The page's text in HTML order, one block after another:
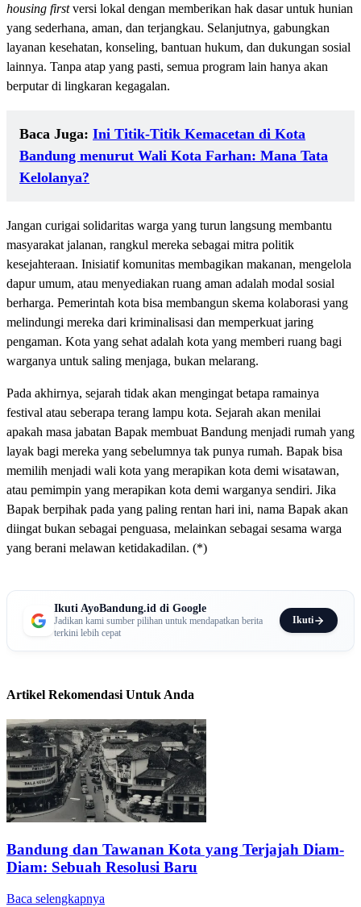
housing firstversi lokal dengan memberikan hak dasar untuk hunian
yang sederhana, aman, dan terjangkau. Selanjutnya, gabungkan
layanan kesehatan, konseling, bantuan hukum, dan dukungan sosial
lainnya. Tanpa atap yang pasti, semua program lain hanya akan
berputar di lingkaran kegagalan.
Baca Juga: Ini Titik-Titik Kemacetan di Kota
Bandung menurut Wali Kota Farhan: Mana Tata
Kelolanya?
Jangan curigai solidaritas warga yang turun langsung membantu
masyarakat jalanan, rangkul mereka sebagai mitra politik
kesejahteraan. Inisiatif komunitas membagikan makanan, mengelola
dapur umum, atau menyediakan ruang aman adalah modal sosial
berharga. Pemerintah kota bisa membangun skema kolaborasi yang
melindungi mereka dari kriminalisasi dan memperkuat jaring
pengaman. Kota yang sehat adalah kota yang memberi ruang bagi
warganya untuk saling menjaga, bukan melarang.
Pada akhirnya, sejarah tidak akan mengingat betapa ramainya
festival atau seberapa terang lampu kota. Sejarah akan menilai
apakah masa jabatan Bapak membuat Bandung menjadi rumah yang
layak bagi mereka yang sebelumnya tak punya rumah. Bapak bisa
memilih menjadi wali kota yang merapikan kota demi wisatawan,
atau pemimpin yang merapikan kota demi warganya sendiri. Jika
Bapak berpihak pada yang paling rentan hari ini, nama Bapak akan
diingat bukan sebagai penguasa, melainkan sebagai sesama warga
yang berani melawan ketidakadilan. (*)
Ikuti AyoBandung.id di Google
Jadikan kami sumber pilihan untuk mendapatkan berita
terkini lebih cepat
Ikuti
Artikel Rekomendasi Untuk Anda
Bandung dan Tawanan Kota yang Terjajah Diam-
Diam: Sebuah Resolusi Baru
Baca selengkapnya